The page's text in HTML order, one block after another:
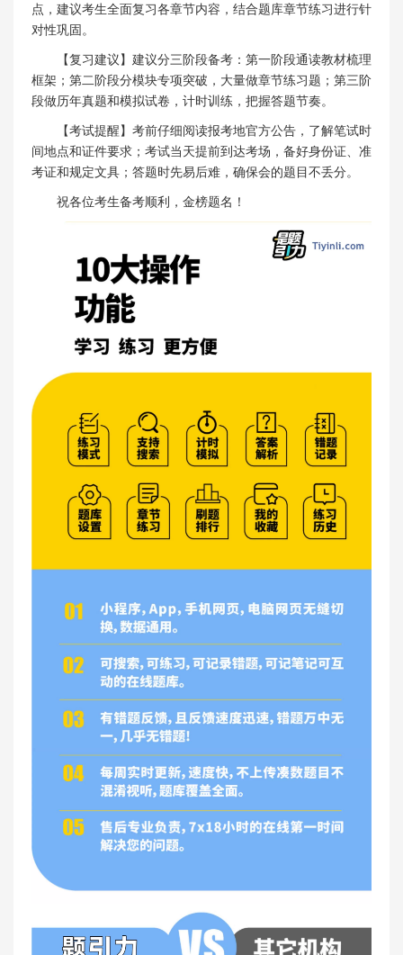
点，建议考生全面复习各章节内容，结合题库章节练习进行针
对性巩固。
【复习建议】建议分三阶段备考：第一阶段通读教材梳理
框架；第二阶段分模块专项突破，大量做章节练习题；第三阶
段做历年真题和模拟试卷，计时训练，把握答题节奏。
【考试提醒】考前仔细阅读报考地官方公告，了解笔试时
间地点和证件要求；考试当天提前到达考场，备好身份证、准
考证和规定文具；答题时先易后难，确保会的题目不丢分。
祝各位考生备考顺利，金榜题名！